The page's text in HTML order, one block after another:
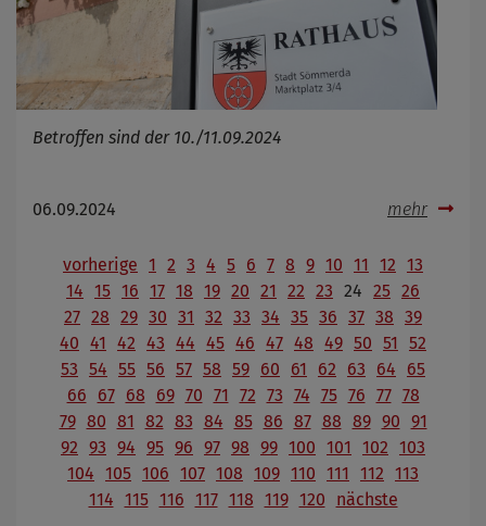
Betroffen sind der 10./11.09.2024
06.09.2024 mehr
vorherige 1 2 3 4 5 6 7 8 9 10 11 12 13
14 15 16 17 18 19 20 21 22 23 24 25 26
27 28 29 30 31 32 33 34 35 36 37 38 39
40 41 42 43 44 45 46 47 48 49 50 51
52
53 54 55 56 57 58 59 60 61 62 63 64
65
66
67 68 69 70 71 72 73 74 75 76 77 78
79 80 81 82 83 84 85 86 87 88 89 90 91
92 93 94 95 96 97 98 99 100 101 102 103
104 105 106 107 108 109 110 111 112 113
114 115 116 117 118 119 120 nächste